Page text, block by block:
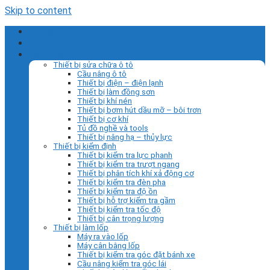
Skip to content
Thiết bị sửa chữa ô tô
Cầu nâng ô tô
Thiết bị điện – điện lạnh
Thiết bị làm đồng sơn
Thiết bị khí nén
Thiết bị bơm hút dầu mỡ – bôi trơn
Thiết bị cơ khí
Tủ đồ nghề và tools
Thiết bị nâng hạ – thủy lực
Thiết bị kiểm định
Thiết bị kiểm tra lực phanh
Thiết bị kiểm tra trượt ngang
Thiết bị phân tích khí xả động cơ
Thiết bị kiểm tra đèn pha
Thiết bị kiểm tra độ ồn
Thiết bị hỗ trợ kiểm tra gầm
Thiết bị kiểm tra tốc độ
Thiết bị cân trọng lượng
Thiết bị làm lốp
Máy ra vào lốp
Máy cân bằng lốp
Thiết bị kiểm tra góc đặt bánh xe
Cầu nâng kiểm tra góc lái